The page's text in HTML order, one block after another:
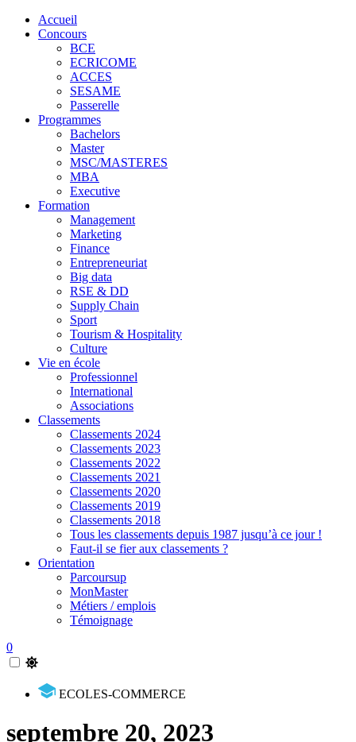
Accueil
Concours
BCE
ECRICOME
ACCES
SESAME
Passerelle
Programmes
Bachelors
Master
MSC/MASTERES
MBA
Executive
Formation
Management
Marketing
Finance
Entrepreneuriat
Big data
RSE & DD
Supply Chain
Sport
Tourism & Hospitality
Culture
Vie en école
Professionnel
International
Associations
Classements
Classements 2024
Classements 2023
Classements 2022
Classements 2021
Classements 2020
Classements 2019
Classements 2018
Tous les classements depuis 1987 jusqu’à ce jour !
Faut-il se fier aux classements ?
Orientation
Parcoursup
MonMaster
Métiers / emplois
Témoignage
0
ECOLES-COMMERCE
septembre 20, 2023